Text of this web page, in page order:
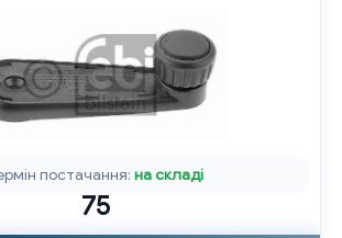
постачання:на складі
75